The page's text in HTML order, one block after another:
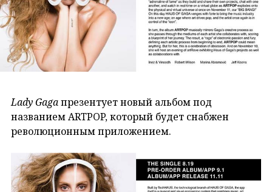
Lady Gagaпрезентует новый альбом под
названием ARTPOP, который будет снабжен
революционным приложением.